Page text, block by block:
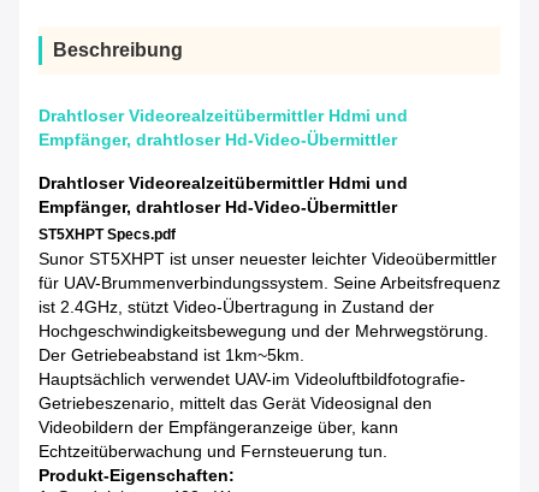
Beschreibung
Drahtloser Videorealzeitübermittler Hdmi und
Empfänger, drahtloser Hd-Video-Übermittler
Drahtloser Videorealzeitübermittler Hdmi und
Empfänger, drahtloser Hd-Video-Übermittler
ST5XHPT Specs.pdf
Sunor ST5XHPT ist unser neuester leichter Videoübermittler
für UAV-Brummenverbindungssystem. Seine Arbeitsfrequenz
ist 2.4GHz, stützt Video-Übertragung in Zustand der
Hochgeschwindigkeitsbewegung und der Mehrwegstörung.
Der Getriebeabstand ist 1km~5km.
Hauptsächlich verwendet UAV-im Videoluftbildfotografie-
Getriebeszenario, mittelt das Gerät Videosignal den
Videobildern der Empfängeranzeige über, kann
Echtzeitüberwachung und Fernsteuerung tun.
Produkt-Eigenschaften: